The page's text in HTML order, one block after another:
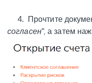
4. Прочтите
согласен", а затем